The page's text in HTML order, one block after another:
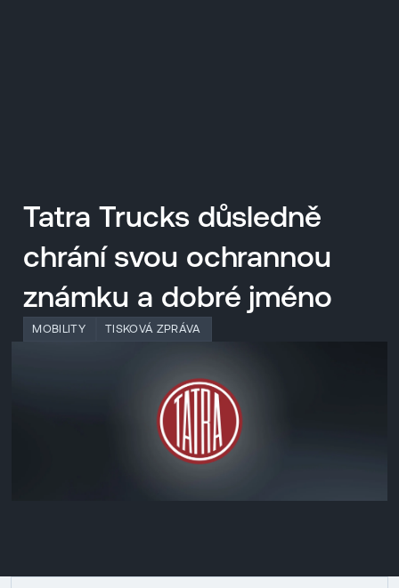
Tatra Trucks důsledně
chrání svou ochrannou
známku a dobré jméno
MOBILITY TISKOVÁ ZPRÁVA